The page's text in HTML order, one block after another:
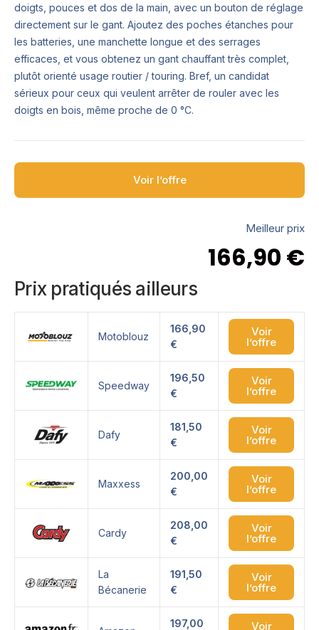
doigts, pouces et dos de la main, avec un bouton de réglage
directement sur le gant. Ajoutez des poches étanches pour
les batteries, une manchette longue et des serrages
efficaces, et vous obtenez un gant chauffant très complet,
plutôt orienté usage routier / touring. Bref, un candidat
sérieux pour ceux qui veulent arrêter de rouler avec les
doigts en bois, même proche de 0 °C.
Voir l’offre
Meilleur prix
166,90 €
Prix pratiqués ailleurs
Motoblouz
166,90
€
Voir
l’offre
Speedway
196,50
€
Voir
l’offre
Dafy
181,50
€
Voir
l’offre
Maxxess
200,00
€
Voir
l’offre
Cardy
208,00
€
Voir
l’offre
La
Bécanerie
191,50
€
Voir
l’offre
197,00
Voir